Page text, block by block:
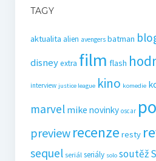
TAGY
aktualita alien avengers batman
disneyextra film flash
interview justice league kino komedie
marvel mike novinky oscar
preview recenze resty
sequel seriál seriály solo soutěž